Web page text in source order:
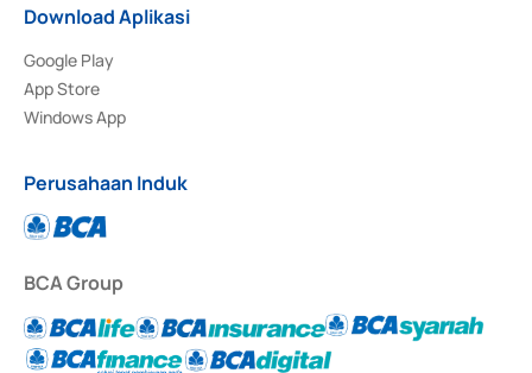
Download Aplikasi
Google Play
App Store
Windows App
Perusahaan Induk
BCA Group